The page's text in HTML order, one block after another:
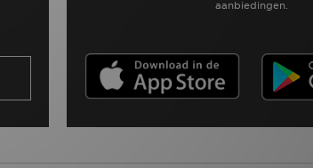
aanbiedingen.